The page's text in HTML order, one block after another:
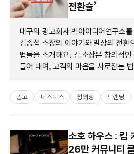
전환술’
대구의 광고회사 빅아이디어연구소
김종섭 소장의 이야기와 발상의 전환
법들을 소개해요. 김 소장은 창의적
들어 내며, 고객의 마음을 사로잡는
광고 비즈니스 창의성 브랜딩
소호 하우스 : 킴
26만 커뮤니티